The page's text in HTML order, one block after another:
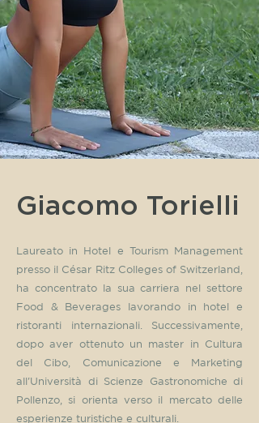
Giacomo Torielli
Laureato in Hotel e Tourism Management
presso il César Ritz Colleges of Switzerland,
ha concentrato la sua carriera nel settore
Food & Beverages lavorando in hotel e
ristoranti internazionali. Successivamente,
dopo aver ottenuto un master in Cultura
del Cibo, Comunicazione e Marketing
all'Università di Scienze Gastronomiche di
Pollenzo, si orienta verso il mercato delle
esperienze turistiche e culturali.